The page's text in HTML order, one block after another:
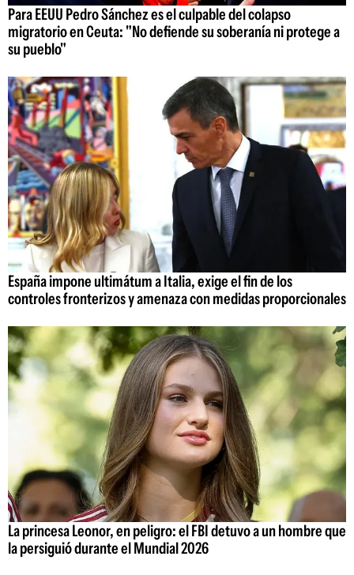
Para EEUU Pedro Sánchez es el culpable del colapso
migratorio en Ceuta: "No defiende su soberanía ni protege a
su pueblo"
España impone ultimátum a Italia, exige el fin de los
controles fronterizos y amenaza con medidas proporcionales
La princesa Leonor, en peligro: el FBI detuvo a un hombre que
la persiguió durante el Mundial 2026